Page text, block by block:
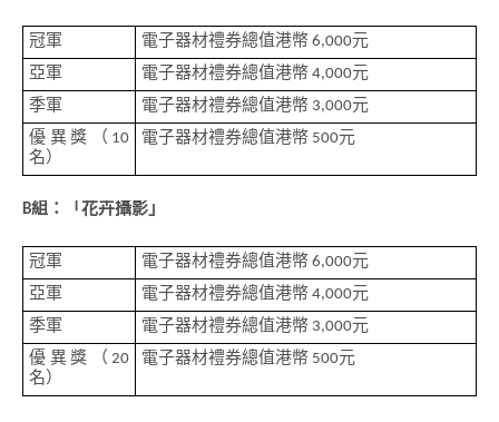
冠軍
電子器材禮券總值港幣 6,000元
亞軍
電子器材禮券總值港幣 4,000元
季軍
電子器材禮券總值港幣 3,000元
優異獎（10
名）
電子器材禮券總值港幣 500元
B組：「花卉攝影」
冠軍
電子器材禮券總值港幣 6,000元
亞軍
電子器材禮券總值港幣 4,000元
季軍
電子器材禮券總值港幣 3,000元
優異獎（20
名）
電子器材禮券總值港幣 500元